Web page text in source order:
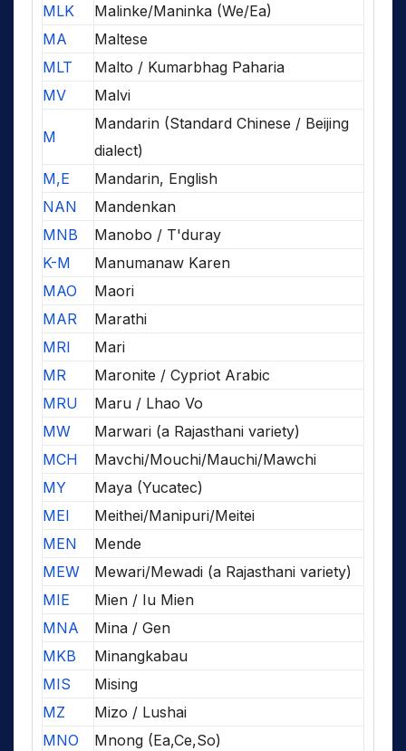
MLK
Malinke/Maninka (We/Ea)
MA
Maltese
MLT
Malto / Kumarbhag Paharia
MV
Malvi
M
Mandarin (Standard Chinese / Beijing
dialect)
M,E
Mandarin, English
NAN
Mandenkan
MNB
Manobo / T'duray
K-M
Manumanaw Karen
MAO
Maori
MAR
Marathi
MRI
Mari
MR
Maronite / Cypriot Arabic
MRU
Maru / Lhao Vo
MW
Marwari (a Rajasthani variety)
MCH
Mavchi/Mouchi/Mauchi/Mawchi
MY
Maya (Yucatec)
MEI
Meithei/Manipuri/Meitei
MEN
Mende
MEW
Mewari/Mewadi (a Rajasthani variety)
MIE
Mien / Iu Mien
MNA
Mina / Gen
MKB
Minangkabau
MIS
Mising
MZ
Mizo / Lushai
MNO
Mnong (Ea,Ce,So)